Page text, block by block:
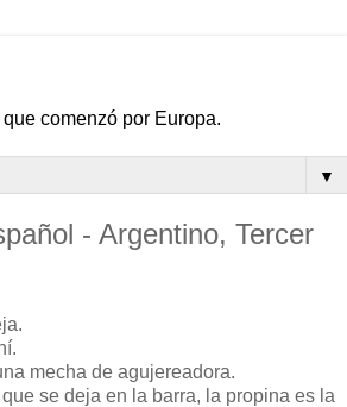
comenzó por Europa.
▼
- Argentino, Tercer
mecha de agujereadora.
se deja en la barra, la propina es la